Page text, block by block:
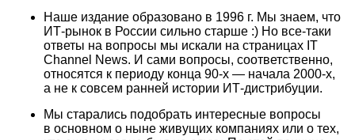
Наше издание образовано в 1996 г. Мы знаем, что
ИТ-рынок в России сильно старше :) Но все-таки
ответы на вопросы мы искали на страницах IT
Channel News. И сами вопросы, соответственно,
относятся к периоду конца 90-х — начала 2000-х,
а не к совсем ранней истории ИТ-дистрибуции.
Мы старались подобрать интересные вопросы
в основном о ныне живущих компаниях или о тех,